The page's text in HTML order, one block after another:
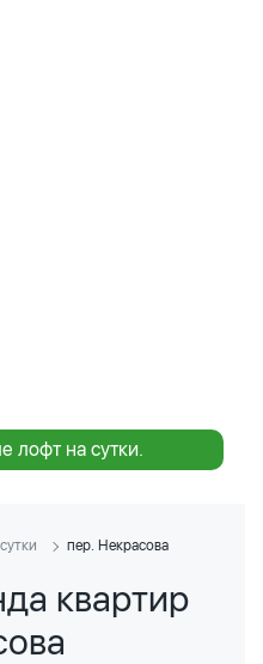
лофт на сутки.
пер. Некрасова
квартир